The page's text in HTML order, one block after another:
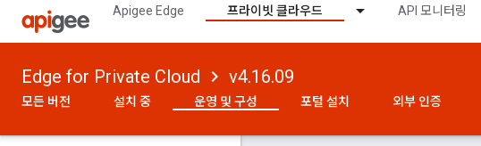
Apigee Edge 프라이빗 클라우드 API 모니터링
Edge for Private Cloud v4.16.09
모든 버전 설치 중 운영 및 구성 포털 설치 외부 인증